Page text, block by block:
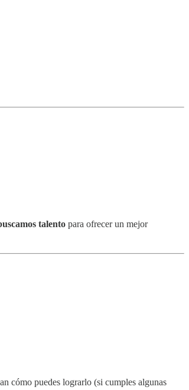
talento para ofrecer un mejor
cómo puedes lograrlo (si cumples algunas